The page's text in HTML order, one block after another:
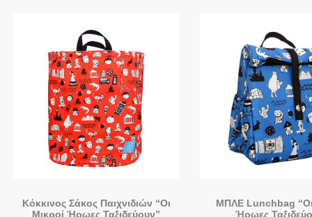
Κόκκινος Σάκος Παιχνιδιών “Οι
Μικροί Ήρωες Ταξιδεύουν”
ΜΠΛΕ Lunchbag
Ήρωες